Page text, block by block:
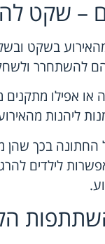
– שקט
בשקט
להשתחרר
אפילו מתקנים
ליהנות
החתונה בכך
לילדים